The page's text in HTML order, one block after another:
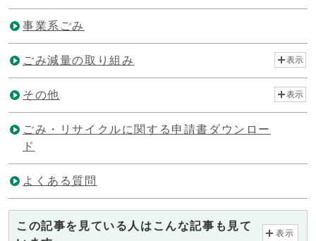
事業系ごみ
ごみ減量の取り組み 表示
その他 表示
ごみ・リサイクルに関する申請書ダウンロー
ド
よくある質問
この記事を見ている人はこんな記事も見て
表示